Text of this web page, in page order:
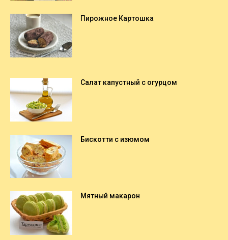
Пирожное Картошка
Салат капустный с огурцом
Бискотти с изюмом
Мятный макарон